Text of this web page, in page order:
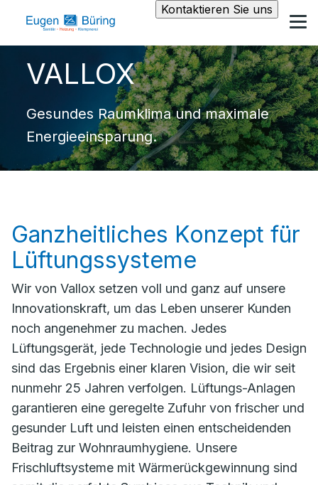
Kontaktieren Sie uns
VALLOX
Gesundes Raumklima und maximale
Energieeinsparung.
Ganzheitliches Konzept für
Lüftungssysteme
Wir von Vallox setzen voll und ganz auf unsere
Innovationskraft, um das Leben unserer Kunden
noch angenehmer zu machen. Jedes
Lüftungsgerät, jede Technologie und jedes Design
sind das Ergebnis einer klaren Vision, die wir seit
nunmehr 25 Jahren verfolgen. Lüftungs-Anlagen
garantieren eine geregelte Zufuhr von frischer und
gesunder Luft und leisten einen entscheidenden
Beitrag zur Wohnraumhygiene. Unsere
Frischluftsysteme mit Wärmerückgewinnung sind